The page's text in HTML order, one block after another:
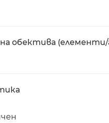
обектива (елементи/